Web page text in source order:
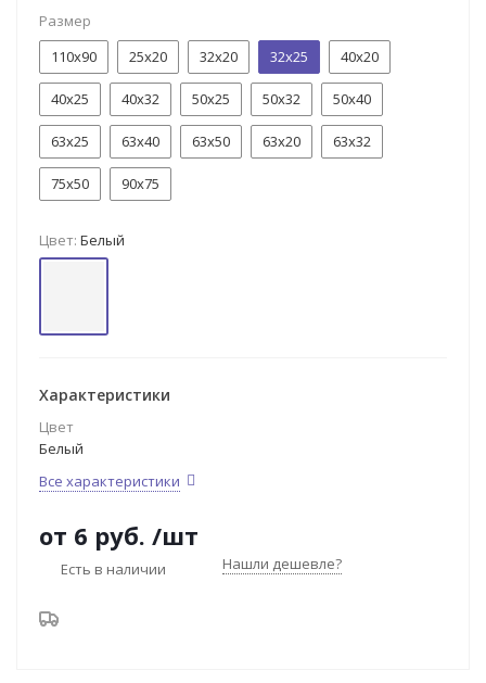
Размер
110x90
25x20 32x20 32x25 40x20
40x25 40x32 50x25 50x32 50x40
63x25 63x40 63x50 63х20 63х32
75x50 90x75
Цвет: Белый
Характеристики
Цвет
Белый
Все характеристики
от 6 руб. /шт
Есть в наличии Нашли дешевле?